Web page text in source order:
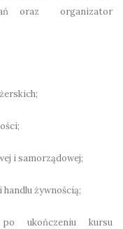
oraz organizator
i samorządowej;
żywnością;
ukończeniu kursu